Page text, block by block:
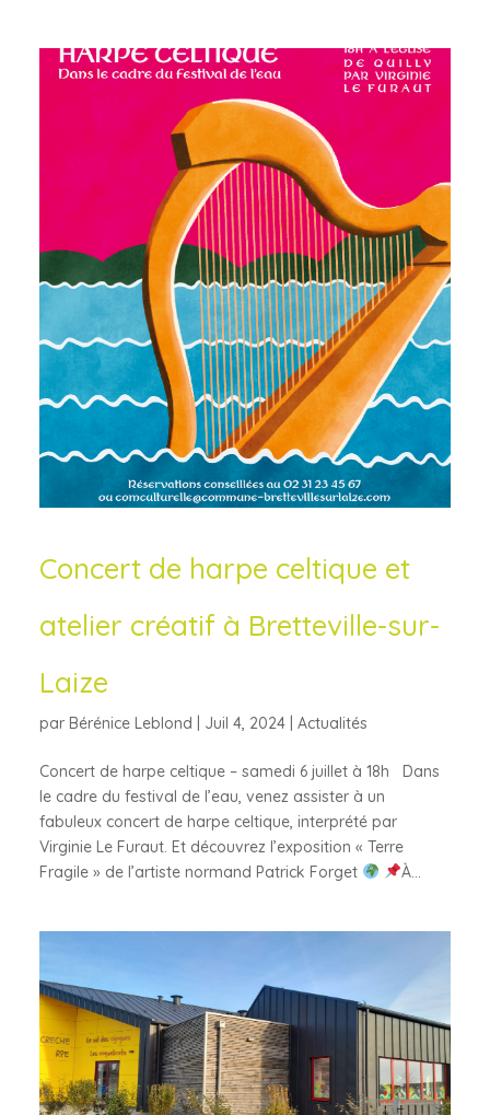
Concert de harpe celtique et
atelier créatif à Bretteville-sur-
Laize
par Bérénice Leblond Juil 4, 2024| Actualités
Concert de harpe celtique – samedi 6 juillet à 18h Dans
le cadre du festival de l’eau, venez assister à un
fabuleux concert de harpe celtique, interprété par
Virginie Le Furaut. Et découvrez l’exposition « Terre
Fragile » de l’artiste normand Patrick Forget
À...